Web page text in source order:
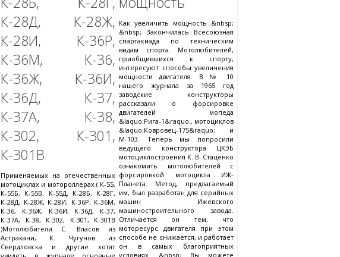
К-28Д, К-28Ж,
К-28И, К-36Р,
К-36М, К-36,
К-36Ж, К-36И,
К-36Д, К-37,
К-37А, К-38,
К-302, К-301,
К-301В
Применяемых на отечественных
мотоциклах и мотороллерах ( К-55,
К-55Б, К-55В, К-55Д, К-28Б, К-28Г,
К-28Д, К-28Ж, К-28И, К-36Р, К-36М,
К-36, К-36Ж, К-36И, К-36Д, К-37,
К-37А, К-38, К-302, К-301, К-301В
)Мотолюбители С. Власов из
Астрахани, К. Чугунов из
Свердловска и другие хотят
Как увеличить мощность &nbsp;
&nbsp; Закончилась Всесоюзная
спартакиада по техническим
видам спорта. Мотолюбителей,
приобщившихся к спорту,
интересуют способы увеличения
мощности двигателя. В № 10
нашего журнала за 1965 год
заводские конструкторы
рассказали о форсировке
двигателей мопеда
&laquo;Рига-1&raquo;, мотоциклов
&laquo;Ковровец-175&raquo; и
М-103. Теперь мы попросили
ведущего конструктора ЦКЭБ
мотоциклостроения К. В. Стаценко
ознакомить мотолюбителей с
форсировкой мотоцикла ИЖ-
Планета. Метод, предлагаемый
им, был разработан для серийных
машин Ижевского
машиностроительного завода.
Отличается он тем, что
моторесурс двигателя при этом
способе не снижается, и работает
он в самых благоприятных
условиях. &nbsp; Вы можете